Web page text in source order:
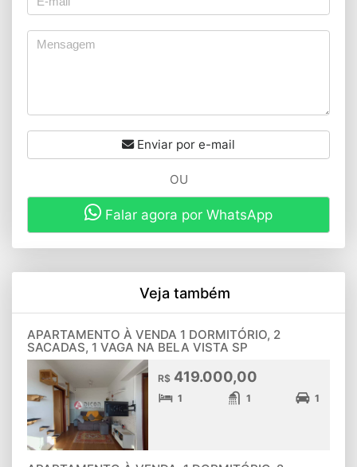
Enviar por e-mail
OU
Falar agora por WhatsApp
Veja também
APARTAMENTO À VENDA 1 DORMITÓRIO, 2
SACADAS, 1 VAGA NA BELA VISTA SP
R$ 419.000,00
1 1 1